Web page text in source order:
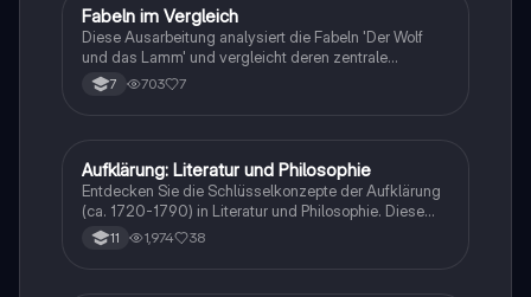
Deutsch
Fabeln im Vergleich
Diese Ausarbeitung analysiert die Fabeln 'Der Wolf
und das Lamm' und vergleicht deren zentrale
Themen, Charaktere und Moral. Erfahren Sie mehr
über die Gemeinsamkeiten und Unterschiede
und deren Analyse beschäftigen.
7 703 7
Deutsch
Aufklärung: Literatur und Philosophie
Entdecken Sie die Schlüsselkonzepte der Aufklärung
(ca. 1720-1790) in Literatur und Philosophie. Diese
Übersicht behandelt die Entwicklung des Bürgertums,
die Herausforderungen an den Adel, die Rolle von
11 1,974 38